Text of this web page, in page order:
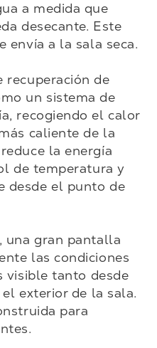
a medida que
desecante. Este
envía a la sala seca.
recuperación de
un sistema de
recogiendo el calor
caliente de la
la energía
de temperatura y
desde el punto de
una gran pantalla
las condiciones
visible tanto desde
exterior de la sala.
para